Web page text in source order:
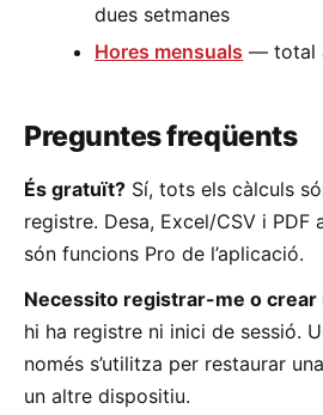
dues setmanes
Hores mensuals — total
Preguntes freqüents
És gratuït? Sí, tots els càlculs
registre. Desa, Excel/CSV i
són funcions Pro de l’aplicació.
Necessito registrar-me o crear
hi ha registre ni inici de sessió.
només s’utilitza per restaurar
un altre dispositiu.